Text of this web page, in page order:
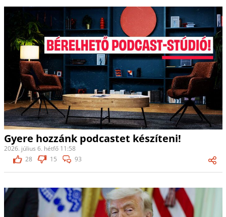
Gyere hozzánk podcastet készíteni!
2026. július 6. hétfő 11:58
28
15 93